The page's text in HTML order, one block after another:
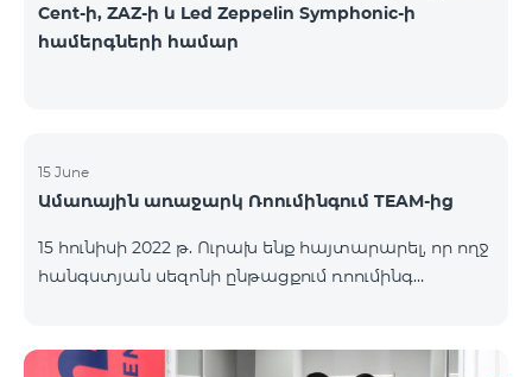
Cent-ի, ZAZ-ի և Led Zeppelin Symphonic-ի
համերգների համար
15 June
Ամառային առաջարկ Ռոումինգում TEAM-ից
15 հունիսի 2022 թ. Ուրախ ենք հայտարարել, որ ողջ
հանգստյան սեզոնի ընթացքում ռոումինգ
մեր բաժանորդները կկարողանան օգտվել 9000